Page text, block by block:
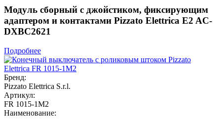
Модуль сборный с джойстиком, фиксирующим
адаптером и контактами Pizzato Elettrica E2 AC-
DXBC2621
Подробнее
Бренд:
Pizzato Elettrica S.r.l.
Артикул:
FR 1015-1M2
Наименование: